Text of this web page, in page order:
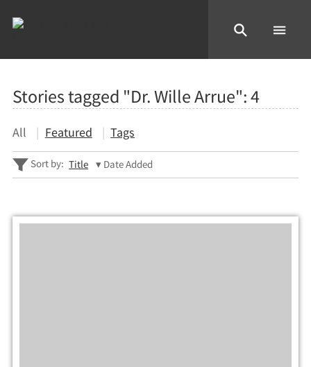
Stories tagged "Dr. Wille Arrue":4
All Featured Tags
Sort by: Title Date Added